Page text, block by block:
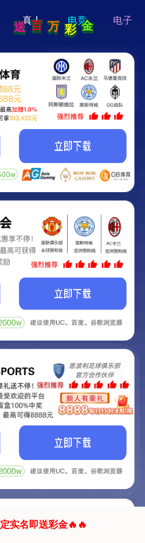
上线啦...
正在建设.
棒的网站.
我们!